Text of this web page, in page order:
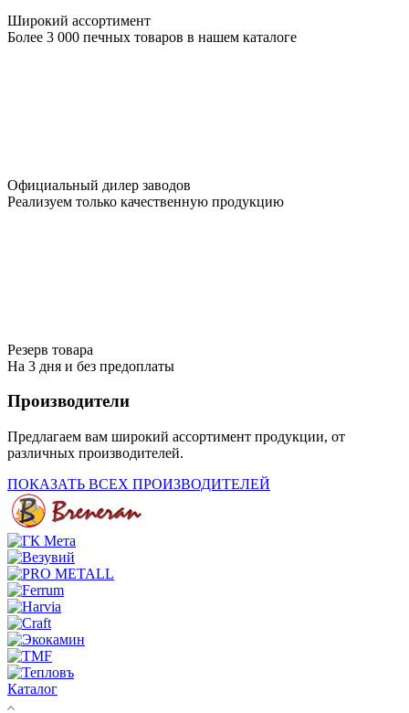
Широкий ассортимент
Более 3 000 печных товаров в нашем каталоге
Официальный дилер заводов
Реализуем только качественную продукцию
Резерв товара
На 3 дня и без предоплаты
Производители
Предлагаем вам широкий ассортимент продукции, от
различных производителей.
ПОКАЗАТЬ ВСЕХ ПРОИЗВОДИТЕЛЕЙ
Каталог